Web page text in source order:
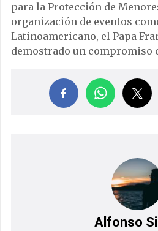
para la Protección de
organización de eventos
Latinoamericano, el Papa
demostrado un compromiso
Alfonso